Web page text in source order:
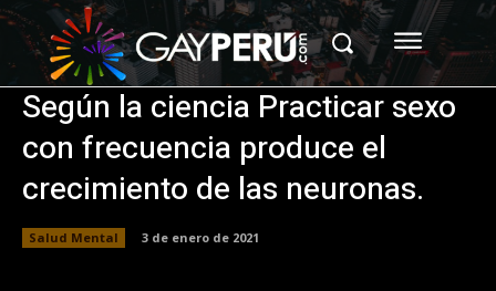
Según la ciencia Practicar sexo
con frecuencia produce el
crecimiento de las neuronas.
Salud Mental 3 de enero de 2021